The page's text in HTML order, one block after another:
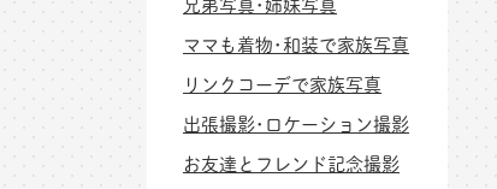
ママも着物･和装で家族写真
リンクコーデで家族写真
出張撮影･ロケーション撮影
お友達とフレンド記念撮影